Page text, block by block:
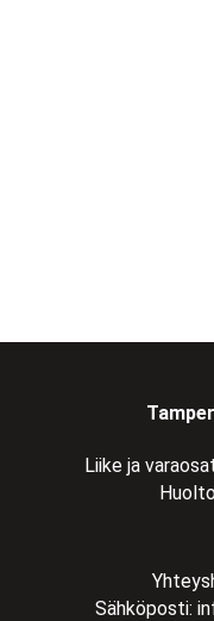
Liike ja
Sähköposti: